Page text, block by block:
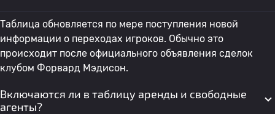
Таблица обновляется по мере поступления новой
информации о переходах игроков. Обычно это
происходит после официального объявления сделок
клубом Форвард Мэдисон.
Включаются ли в таблицу аренды и свободные
агенты?